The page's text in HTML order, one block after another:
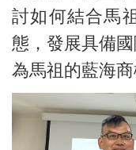
討如何結合馬
態，發展具備
為馬祖的藍海商